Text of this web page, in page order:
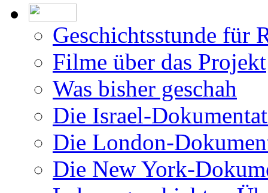
Geschichtsstunde für
Filme über das Projekt
Was bisher geschah
Die Israel-
Die London-
Die New York-